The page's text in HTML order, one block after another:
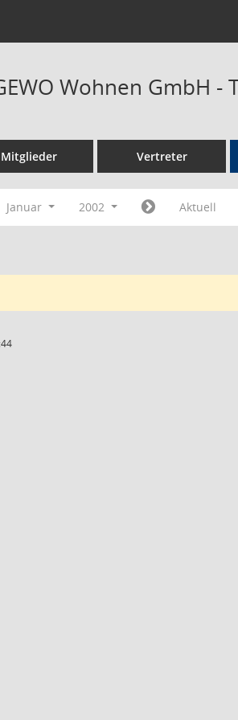
Wohnen GmbH -
Mitglieder Vertreter
Januar 2002 Aktuell